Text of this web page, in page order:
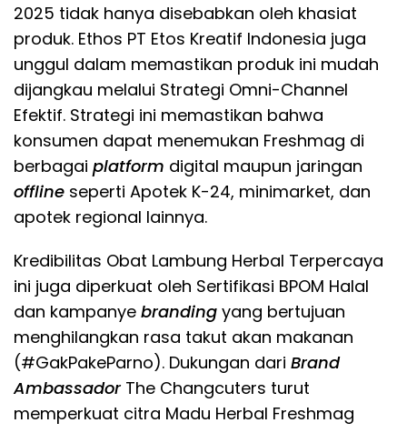
2025 tidak hanya disebabkan oleh khasiat
produk. Ethos PT Etos Kreatif Indonesia juga
unggul dalam memastikan produk ini mudah
dijangkau melalui Strategi Omni-Channel
Efektif. Strategi ini memastikan bahwa
konsumen dapat menemukan Freshmag di
berbagai platform digital maupun jaringan
offline seperti Apotek K-24, minimarket, dan
apotek regional lainnya.
​Kredibilitas Obat Lambung Herbal Terpercaya
ini juga diperkuat oleh Sertifikasi BPOM Halal
dan kampanye branding yang bertujuan
menghilangkan rasa takut akan makanan
(#GakPakeParno). Dukungan dari Brand
AmbassadorThe Changcuters turut
memperkuat citra Madu Herbal Freshmag